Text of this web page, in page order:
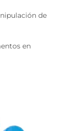
de
en